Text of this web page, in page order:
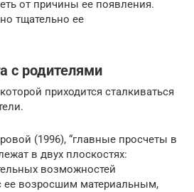
от причины ее появления.
тщательно ее
с родителями
приходится сталкиваться
(1996), “главные просчеты в
в двух плоскостях:
возможностей
ее возросшим материальным,